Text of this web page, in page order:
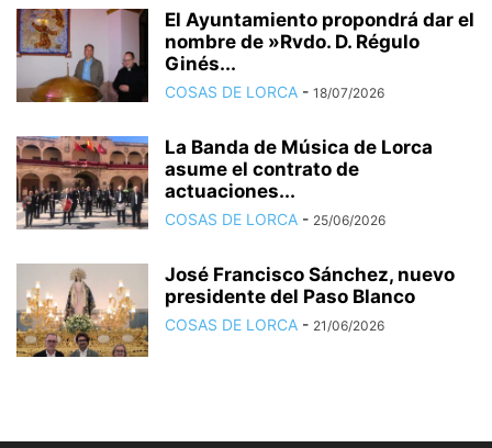
El Ayuntamiento propondrá dar el
nombre de »Rvdo. D. Régulo
Ginés...
COSAS DE LORCA - 18/07/2026
La Banda de Música de Lorca
asume el contrato de
actuaciones...
COSAS DE LORCA - 25/06/2026
José Francisco Sánchez, nuevo
presidente del Paso Blanco
COSAS DE LORCA - 21/06/2026